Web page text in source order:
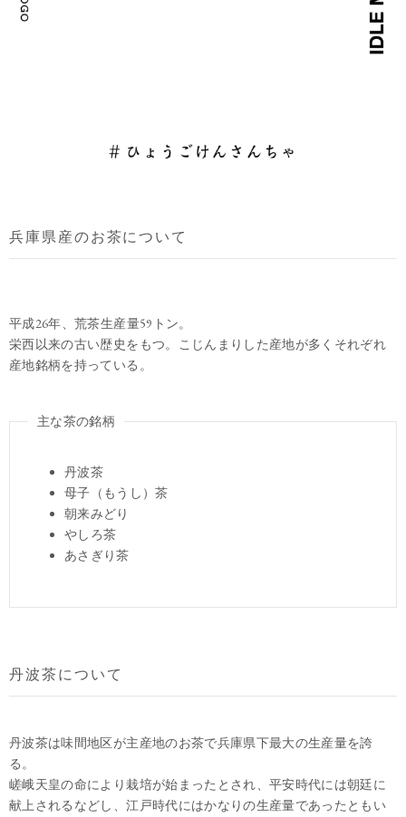
兵庫県産のお茶について
平成26年、荒茶生産量59トン。
栄西以来の古い歴史をもつ。こじんまりした産地が多くそれぞれ
産地銘柄を持っている。
主な茶の銘柄
丹波茶
母子（もうし）茶
朝来みどり
やしろ茶
あさぎり茶
丹波茶について
丹波茶は味間地区が主産地のお茶で兵庫県下最大の生産量を誇
る。
嵯峨天皇の命により栽培が始まったとされ、平安時代には朝廷に
献上されるなどし、江戸時代にはかなりの生産量であったともい